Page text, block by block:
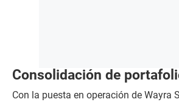
Consolidación de
Con la puesta en operación de Wayra